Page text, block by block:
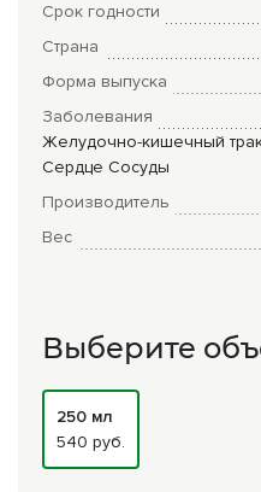
Лечебные мази
Натуральное мыло
Средства личной
Приборы лечебные
Книги Гарбузова Г.А.
Комплексные
Срок годности
Страна
Форма выпуска
Заболевания
Желудочно-кишечный
Сердце Сосуды
Производитель
Вес
Выберите
250 мл
540 руб.